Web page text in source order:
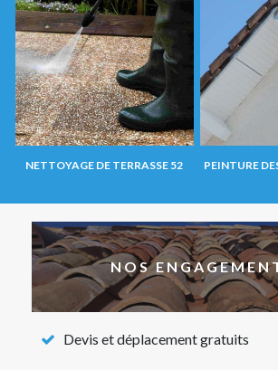
NETTOYAGE DE TERRASSE 52 PEINTURE
NOS
Devis et déplacement gratuits